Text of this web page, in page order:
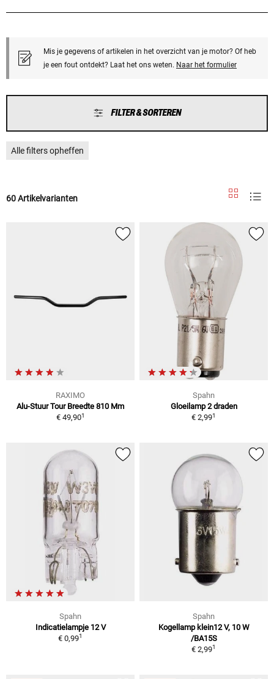
Mis je gegevens of artikelen in het overzicht van je motor? Of heb
je een fout ontdekt? Laat het ons weten. Naar het formulier
FILTER & SORTEREN
Alle filters opheffen
60 Artikelvarianten
RAXIMO
Alu-Stuur Tour Breedte 810 Mm
€ 49,901
Spahn
Gloeilamp 2 draden
€ 2,991
Spahn
Indicatielampje 12 V
€ 0,991
Spahn
Kogellamp klein12 V, 10 W
/BA15S
€ 2,991